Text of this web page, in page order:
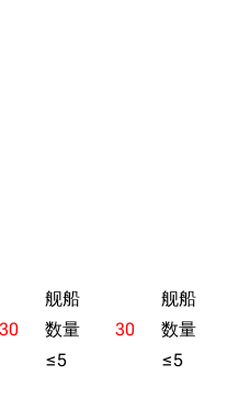
30
舰船
数量
≤5
30
舰船
数量
≤5